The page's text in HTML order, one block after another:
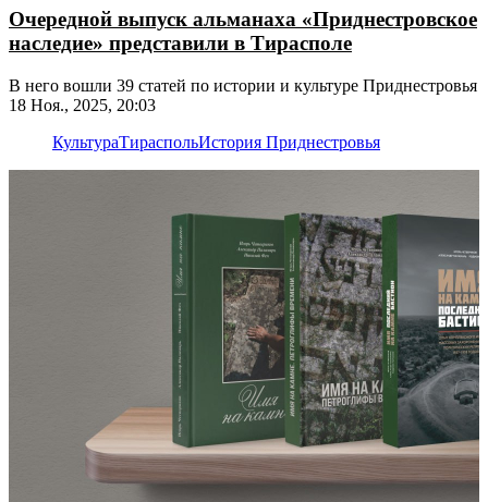
Очередной выпуск альманаха «Приднестровское
наследие» представили в Тирасполе
В него вошли 39 статей по истории и культуре Приднестровья
18 Ноя., 2025, 20:03
КультураТираспольИстория Приднестровья